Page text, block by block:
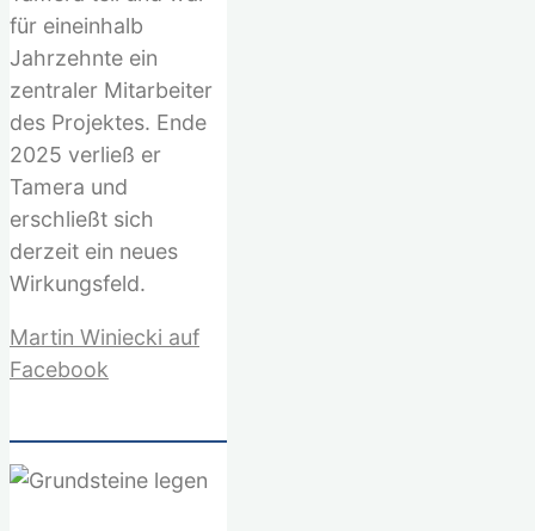
für eineinhalb
Jahrzehnte ein
zentraler Mitarbeiter
des Projektes. Ende
2025 verließ er
Tamera und
erschließt sich
derzeit ein neues
Wirkungsfeld.
Martin Winiecki auf
Facebook